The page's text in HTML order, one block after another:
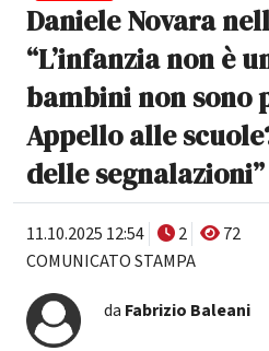
Daniele Novara
“L’infanzia non è
bambini non sono
Appello alle
delle segnalazioni”
11.10.2025 12:54 2
72
COMUNICATO STAMPA
da Fabrizio Baleani